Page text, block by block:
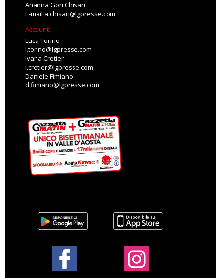
Arianna Gori Chisari
E-mail a.chisari@lgpresse.com
Account
Luca Torino
l.torino@lgpresse.com
Ivana Cretier
i.cretier@lgpresse.com
Daniele Fimiano
d.fimiano@lgpresse.com